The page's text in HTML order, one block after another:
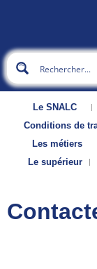
Le SNALC
Conditions de
Les métiers
Le supérieur